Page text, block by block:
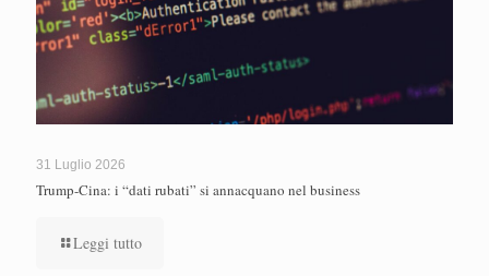
31 Luglio 2026
Trump-Cina: i “dati rubati” si annacquano nel business
Leggi tutto